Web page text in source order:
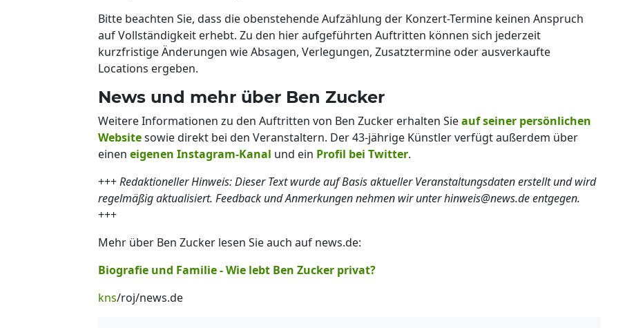
Bitte beachten Sie, dass die obenstehende Aufzählung der Konzert-Termine keinen Anspruch
auf Vollständigkeit erhebt. Zu den hier aufgeführten Auftritten können sich jederzeit
kurzfristige Änderungen wie Absagen, Verlegungen, Zusatztermine oder ausverkaufte
Locations ergeben.
News und mehr über Ben Zucker
Weitere Informationen zu den Auftritten von Ben Zucker erhalten Sieauf seiner persönlichen
Websitesowie direkt bei den Veranstaltern. Der 43-jährige Künstler verfügt außerdem über
einen eigenen Instagram-Kanal und ein Profil bei Twitter.
+++Redaktioneller Hinweis: Dieser Text wurde auf Basis aktueller Veranstaltungsdaten erstellt und wird
regelmäßig aktualisiert. Feedback und Anmerkungen nehmen wir unter hinweis@news.de entgegen.
+++
Mehr über Ben Zucker lesen Sie auch auf news.de:
Biografie und Familie - Wie lebt Ben Zucker privat?
kns/roj/news.de